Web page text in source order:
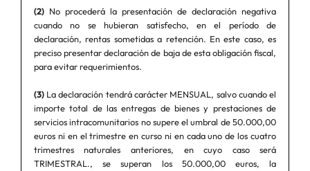
(2)No procederá la presentación de declaración negativa
cuando no se hubieran satisfecho, en el período de
declaración, rentas sometidas a retención. En este caso, es
preciso presentar declaración de baja de esta obligación fiscal,
para evitar requerimientos.
(3)La declaración tendrá carácter MENSUAL, salvo cuando el
importe total de las entregas de bienes y prestaciones de
servicios intracomunitarios no supere el umbral de 50.000,00
euros ni en el trimestre en curso ni en cada uno de los cuatro
trimestres naturales anteriores, en cuyo caso será
TRIMESTRAL., se superan los 50.000,00 euros, la